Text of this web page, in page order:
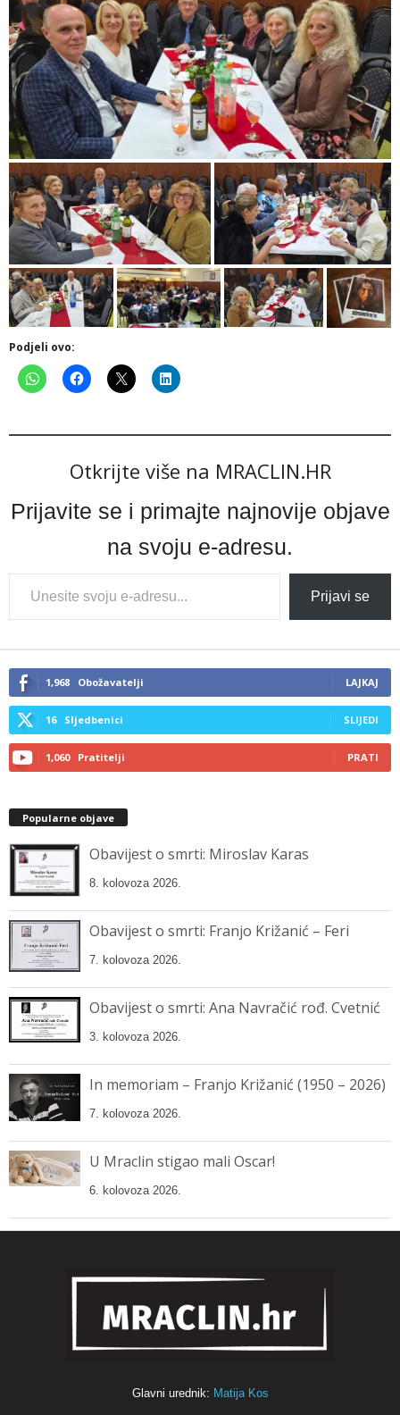
Podjeli ovo:
Otkrijte više na MRACLIN.HR
Prijavite se i primajte najnovije objave
na svoju e-adresu.
Type
your
email…
Prijavi se
1,968 Obožavatelji LAJKAJ
16 Sljedbenici SLIJEDI
1,060 Pratitelji PRATI
Popularne objave
Obavijest o smrti: Miroslav Karas
8. kolovoza 2026.
Obavijest o smrti: Franjo Križanić – Feri
7. kolovoza 2026.
Obavijest o smrti: Ana Navračić rođ. Cvetnić
3. kolovoza 2026.
In memoriam – Franjo Križanić (1950 – 2026)
7. kolovoza 2026.
U Mraclin stigao mali Oscar!
6. kolovoza 2026.
Glavni urednik: Matija Kos